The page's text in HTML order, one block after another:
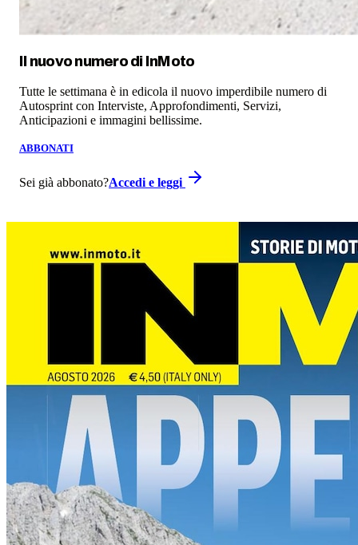
Il nuovo numero di InMoto
Tutte le settimana è in edicola il nuovo imperdibile numero di
Autosprint con Interviste, Approfondimenti, Servizi,
Anticipazioni e immagini bellissime.
ABBONATI
Sei già abbonato?Accedi e leggi